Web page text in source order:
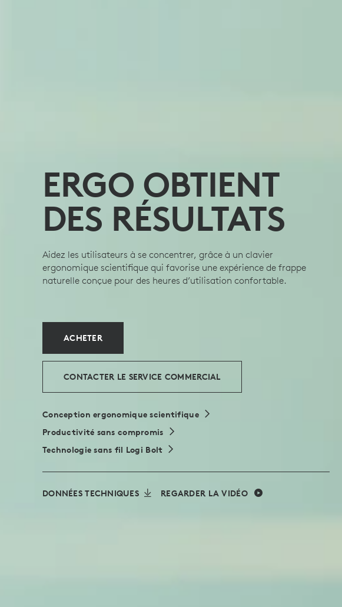
ERGO OBTIENT
DES RÉSULTATS
Aidez les utilisateurs à se concentrer, grâce à un clavier
ergonomique scientifique qui favorise une expérience de frappe
naturelle conçue pour des heures d’utilisation confortable.
ACHETER
CONTACTER LE SERVICE COMMERCIAL
Conception ergonomique scientifique
Productivité sans compromis
Technologie sans fil Logi Bolt
DONNÉES TECHNIQUES REGARDER LA VIDÉO